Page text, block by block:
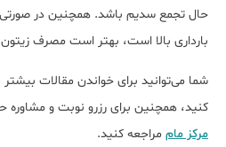
حال تجمع سدیم باشد. همچنین در
بارداری بالا است، بهتر است مصرف زیتون
شما می‌توانید برای خواندن مقالات بیشتر
کنید، همچنین برای رزرو نوبت و
مرکز مام مراجعه کنید.